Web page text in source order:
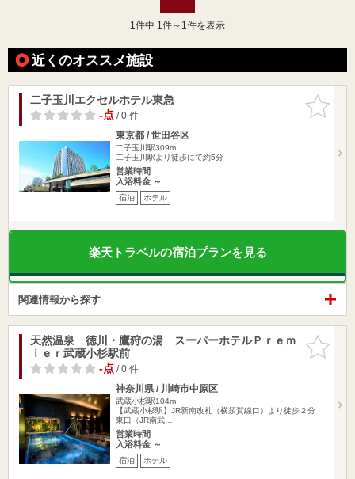
1 件中 1件～1件を表示
近くのオススメ施設
お気に入
りに追加
二子玉川エクセルホテル東急
-点/ 0 件
東京都 / 世田谷区
二子玉川駅309m
二子玉川駅より徒歩にて約5分
営業時間
入浴料金 ～
宿泊 ホテル
楽天トラベルの宿泊プランを見る
関連情報から探す
お気に入
りに追加
天然温泉 徳川・鷹狩の湯 スーパーホテルＰｒｅｍ
ｉｅｒ武蔵小杉駅前
-点/ 0 件
神奈川県 / 川崎市中原区
武蔵小杉駅104m
【武蔵小杉駅】JR新南改札（横須賀線口）より徒歩２分
東口（JR南武…
営業時間
入浴料金 ～
宿泊 ホテル